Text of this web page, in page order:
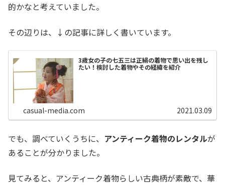
的かなと考えていました。
その辺りは、↓の記事に詳しく書いています。
3歳女の子の七五三は正絹の着物で思い出を残し
たい！検討した着物やその経緯を紹介
casual-media.com 2021.03.09
でも、調べていくうちに、 アンティーク着物のレンタルが
あることが分かりました。
見てみると、アンティーク着物らしい古典柄が素敵で、華